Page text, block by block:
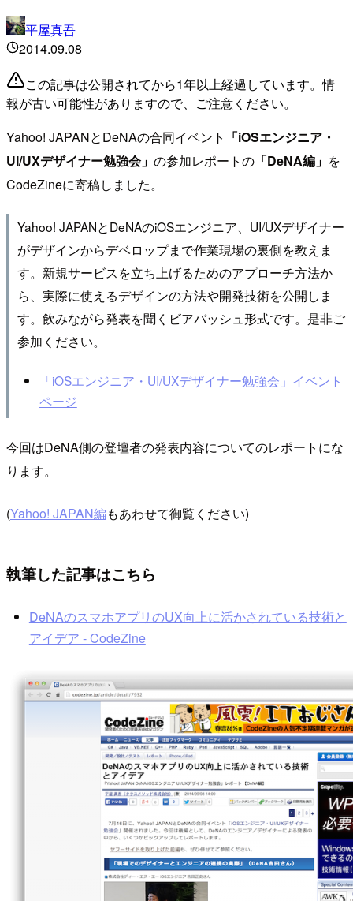
平屋真吾
2014.09.08
この記事は公開されてから1年以上経過しています。情
報が古い可能性がありますので、ご注意ください。
Yahoo! JAPANとDeNAの合同イベント 「iOSエンジニア・
UI/UXデザイナー勉強会」 の参加レポートの 「DeNA編」 を
CodeZineに寄稿しました。
Yahoo! JAPANとDeNAのiOSエンジニア、UI/UXデザイナー
がデザインからデベロップまで作業現場の裏側を教えま
す。新規サービスを立ち上げるためのアプローチ方法か
ら、実際に使えるデザインの方法や開発技術を公開しま
す。飲みながら発表を聞くビアバッシュ形式です。是非ご
参加ください。
「iOSエンジニア・UI/UXデザイナー勉強会」イベント
ページ
今回はDeNA側の登壇者の発表内容についてのレポートにな
ります。
(Yahoo! JAPAN編もあわせて御覧ください)
執筆した記事はこちら
DeNAのスマホアプリのUX向上に活かされている技術と
アイデア - CodeZine